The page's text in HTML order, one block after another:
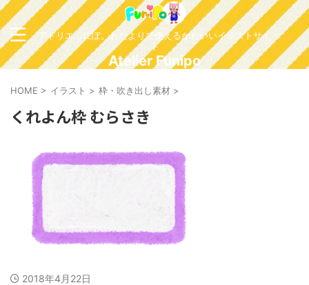
アトリエふにぽ。おたよりで使えるかわいいイラストサイ
ト
Atelier Funipo
HOME > イラスト > 枠・吹き出し素材 >
くれよん枠 むらさき
2018年4月22日